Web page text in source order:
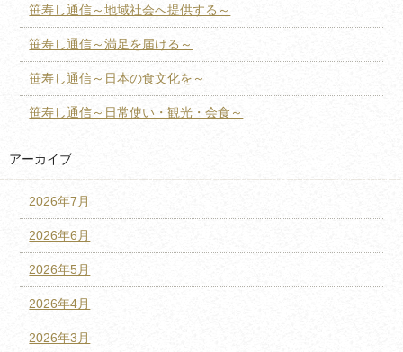
笹寿し通信～地域社会へ提供する～
笹寿し通信～満足を届ける～
笹寿し通信～日本の食文化を～
笹寿し通信～日常使い・観光・会食～
アーカイブ
2026年7月
2026年6月
2026年5月
2026年4月
2026年3月